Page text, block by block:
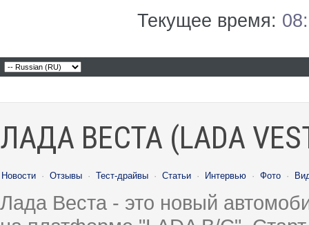
Текущее время:
ЛАДА ВЕСТА (LADA
Новости · Отзывы · Тест-драйвы · Статьи · Интервью · Фото ·
Лада Веста - это новый